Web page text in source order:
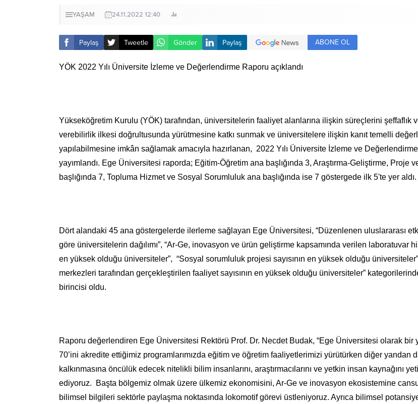
YAŞAM 24.11.2022 12:40
Paylaş Tweetle Gönder Paylaş ABONE OL
YÖK 2022 Yılı Üniversite İzleme ve Değerlendirme Raporu açıklandı
Yükseköğretim Kurulu (YÖK) tarafından, üniversitelerin faaliyet alanlarına ilişkin süreçlerini şeffaflık
verebilirlik ilkesi doğrultusunda yürütmesine katkı sunmak ve üniversitelere ilişkin kanıt temelli
yapılabilmesine imkân sağlamak amacıyla hazırlanan, 2022 Yılı Üniversite İzleme ve
yayımlandı. Ege Üniversitesi raporda; Eğitim-Öğretim ana başlığında 3, Araştırma-Geliştirme, Proje
başlığında 7, Topluma Hizmet ve Sosyal Sorumluluk ana başlığında ise 7 göstergede ilk 5'te yer aldı.
Dört alandaki 45 ana göstergelerde ilerleme sağlayan Ege Üniversitesi, “Düzenlenen uluslararası
göre üniversitelerin dağılımı”, “Ar-Ge, inovasyon ve ürün geliştirme kapsamında verilen laboratuvar
en yüksek olduğu üniversiteler”, “Sosyal sorumluluk projesi sayısının en yüksek olduğu
merkezleri tarafından gerçekleştirilen faaliyet sayısının en yüksek olduğu üniversiteler”
birincisi oldu.
Raporu değerlendiren Ege Üniversitesi Rektörü Prof. Dr. Necdet Budak, “Ege Üniversitesi olarak bir
70’ini akredite ettiğimiz programlarımızda eğitim ve öğretim faaliyetlerimizi yürütürken diğer yandan
kalkınmasına öncülük edecek nitelikli bilim insanlarını, araştırmacılarını ve yetkin insan kaynağını
ediyoruz. Başta bölgemiz olmak üzere ülkemiz ekonomisini, Ar-Ge ve inovasyon ekosistemine
bilimsel bilgileri sektörle paylaşma noktasında lokomotif görevi üstleniyoruz. Ayrıca bilimsel